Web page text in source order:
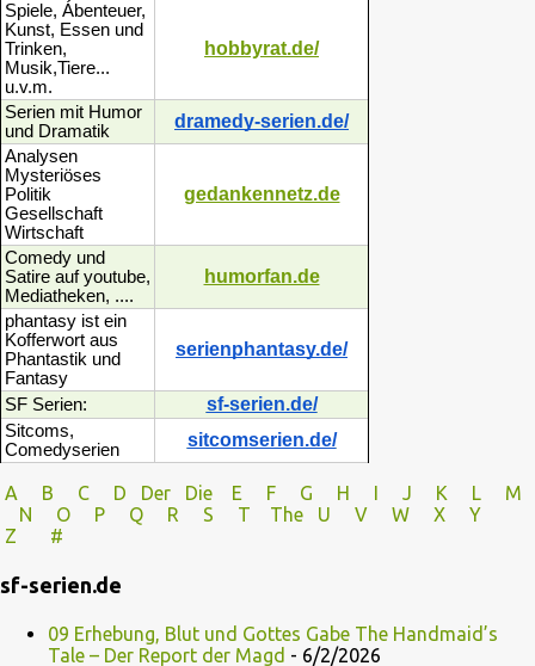
Spiele, Ábenteuer,
Kunst, Essen und
Trinken,
Musik,Tiere...
u.v.m.
hobbyrat.de/
Serien mit Humor
und Dramatik
dramedy-serien.de/
Analysen
Mysteriöses
Politik
Gesellschaft
Wirtschaft
gedankennetz.de
Comedy und
Satire auf youtube,
Mediatheken, ....
humorfan.de
phantasy ist ein
Kofferwort aus
Phantastik und
Fantasy
serienphantasy.de/
SF Serien: sf-serien.de/
Sitcoms,
Comedyserien
sitcomserien.de/
A B C D Der Die E F G H I J K L
M
N
O P Q R S T The U V
W X Y
Z
#
sf-serien.de
09 Erhebung, Blut und Gottes Gabe The Handmaid’s
Tale – Der Report der Magd - 6/2/2026